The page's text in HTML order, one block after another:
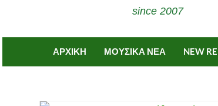
since 2007
ΑΡΧΙΚΗ ΜΟΥΣΙΚΑ ΝΕΑ NEW